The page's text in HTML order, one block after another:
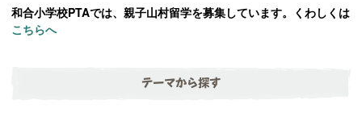
和合小学校PTAでは、親子山村留学を募集しています。くわしくは
こちらへ
テーマから探す